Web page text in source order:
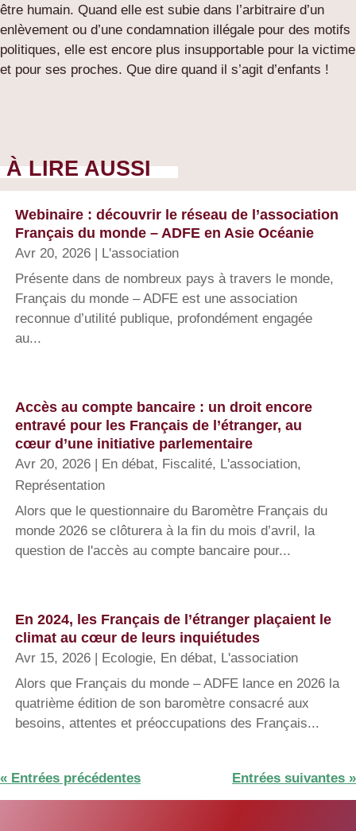
être humain. Quand elle est subie dans l’arbitraire d’un
enlèvement ou d’une condamnation illégale pour des motifs
politiques, elle est encore plus insupportable pour la victime
et pour ses proches. Que dire quand il s’agit d’enfants !
À LIRE AUSSI
Webinaire : découvrir le réseau de l’association
Français du monde – ADFE en Asie Océanie
Avr 20, 2026
L'association
Présente dans de nombreux pays à travers le monde,
Français du monde – ADFE est une association
reconnue d’utilité publique, profondément engagée
au...
Accès au compte bancaire : un droit encore
entravé pour les Français de l’étranger, au
cœur d’une initiative parlementaire
Avr 20, 2026 En débat, Fiscalité, L'association,
Représentation
Alors que le questionnaire du Baromètre Français du
monde 2026 se clôturera à la fin du mois d’avril, la
question de l'accès au compte bancaire pour...
En 2024, les Français de l’étranger plaçaient le
climat au cœur de leurs inquiétudes
Avr 15, 2026 Ecologie, En débat, L'association
Alors que Français du monde – ADFE lance en 2026 la
quatrième édition de son baromètre consacré aux
besoins, attentes et préoccupations des Français...
« Entrées précédentes Entrées suivantes »